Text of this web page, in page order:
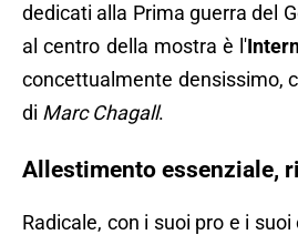
dedicati alla Prima guerra del
al centro della mostra è l'
concettualmente densissimo,
di Marc Chagall.
Allestimento essenziale,
Radicale, con i suoi pro e i